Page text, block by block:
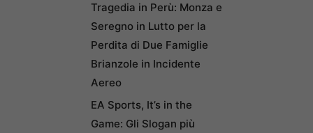
Tragedia in Perù: Monza e
Seregno in Lutto per la
Perdita di Due Famiglie
Brianzole in Incidente
Aereo
EA Sports, It’s in the
Game: Gli Slogan più